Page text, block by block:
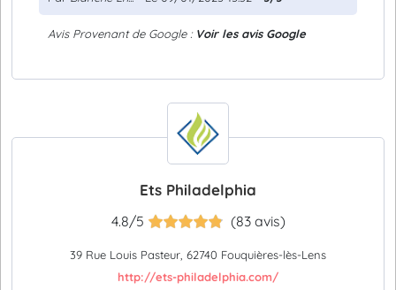
Avis Provenant de Google : Voir les avis Google
Ets Philadelphia
4.8/5 (83 avis)
39 Rue Louis Pasteur, 62740 Fouquières-lès-Lens
http://ets-philadelphia.com/